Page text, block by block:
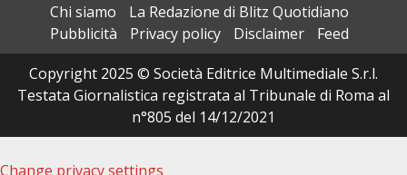
Chi siamo
La Redazione di Blitz Quotidiano
Pubblicità
Privacy policy Disclaimer
Feed
Copyright 2025 © Società Editrice Multimediale S.r.l.
Testata Giornalistica registrata al Tribunale di Roma al
n°805 del 14/12/2021
Change privacy settings